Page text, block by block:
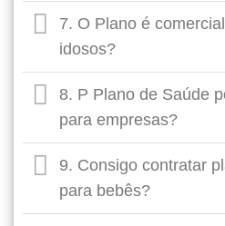
7. O Plano é
idosos?
8. P Plano de Saúde
para empresas?
9. Consigo contratar
para bebês?